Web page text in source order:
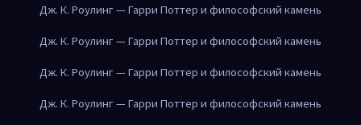
Дж. К. Роулинг — Гарри Поттер и философский камень
Дж. К. Роулинг — Гарри Поттер и философский камень
Дж. К. Роулинг — Гарри Поттер и философский камень
Дж. К. Роулинг — Гарри Поттер и философский камень